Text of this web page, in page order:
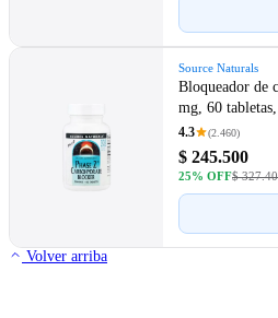
Source Naturals
Bloqueador de
mg, 60
4.3 (2.460)
$ 245.500
25% OFF$
Volver arriba